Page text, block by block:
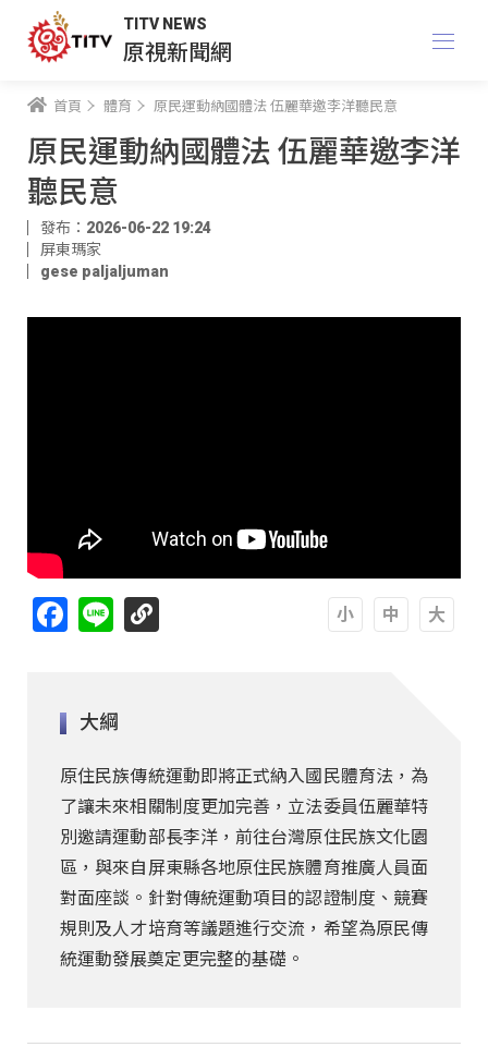
TITV NEWS
原視新聞網
首頁 體育 原民運動納國體法 伍麗華邀李洋聽民意
原民運動納國體法 伍麗華邀李洋
聽民意
發布：2026-06-22 19:24
屏東瑪家
gese paljaljuman
Facebook
Line
大綱
原住民族傳統運動即將正式納入國民體育法，為
了讓未來相關制度更加完善，立法委員伍麗華特
別邀請運動部長李洋，前往台灣原住民族文化園
區，與來自屏東縣各地原住民族體育推廣人員面
對面座談。針對傳統運動項目的認證制度、競賽
規則及人才培育等議題進行交流，希望為原民傳
統運動發展奠定更完整的基礎。